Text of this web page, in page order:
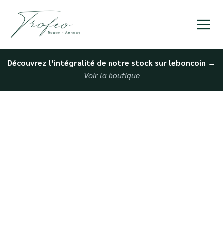
Découvrez l’intégralité de notre stock sur leboncoin →
Voir la boutique